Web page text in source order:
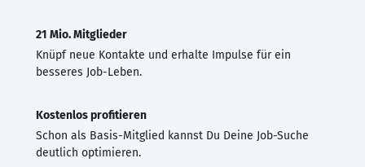
21 Mio. Mitglieder
Knüpf neue Kontakte und erhalte Impulse für ein
besseres Job-Leben.
Kostenlos profitieren
Schon als Basis-Mitglied kannst Du Deine Job-Suche
deutlich optimieren.